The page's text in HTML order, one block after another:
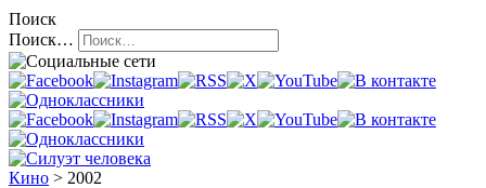
Поиск
Поиск…
Кино > 2002